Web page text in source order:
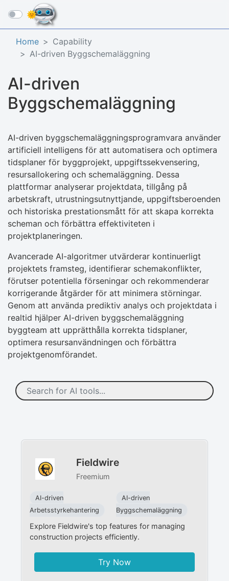
☰
Home
Capability
AI-driven Byggschemaläggning
AI-driven
Byggschemaläggning
AI-driven byggschemaläggningsprogramvara använder
artificiell intelligens för att automatisera och optimera
tidsplaner för byggprojekt, uppgiftssekvensering,
resursallokering och schemaläggning. Dessa
plattformar analyserar projektdata, tillgång på
arbetskraft, utrustningsutnyttjande, uppgiftsberoenden
och historiska prestationsmått för att skapa korrekta
scheman och förbättra effektiviteten i
projektplaneringen.
Avancerade AI-algoritmer utvärderar kontinuerligt
projektets framsteg, identifierar schemakonflikter,
förutser potentiella förseningar och rekommenderar
korrigerande åtgärder för att minimera störningar.
Genom att använda prediktiv analys och projektdata i
realtid hjälper AI-driven byggschemaläggning
byggteam att upprätthålla korrekta tidsplaner,
optimera resursanvändningen och förbättra
projektgenomförandet.
Fieldwire
Freemium
AI-driven
Arbetsstyrkehantering
AI-driven
Byggschemaläggning
Explore Fieldwire's top features for managing
construction projects efficiently.
Try Now